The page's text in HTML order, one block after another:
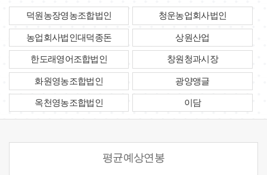
덕원농장영농조합법인 청운농업회사법인
농업회사법인대덕종돈 상원산업
한도래영어조합법인 창원청과시장
화원영농조합법인 광양앵글
옥천영농조합법인 이담
평균예상연봉